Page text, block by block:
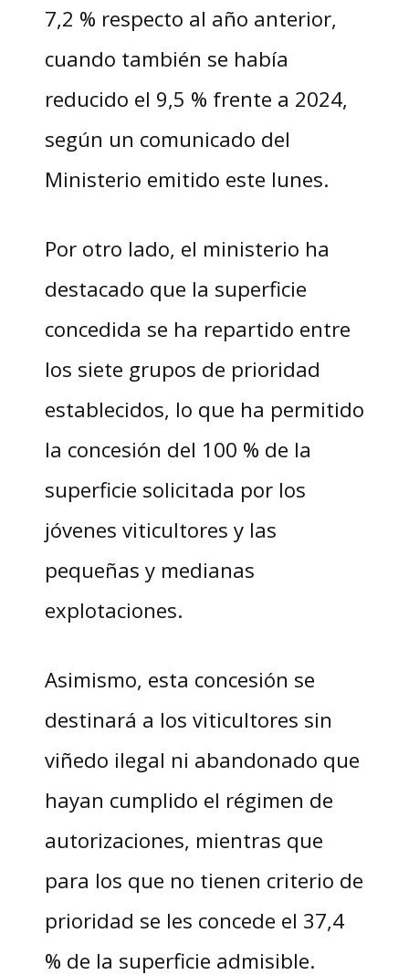
7,2 % respecto al año anterior,
cuando también se había
reducido el 9,5 % frente a 2024,
según un comunicado del
Ministerio emitido este lunes.
Por otro lado, el ministerio ha
destacado que la superficie
concedida se ha repartido entre
los siete grupos de prioridad
establecidos, lo que ha permitido
la concesión del 100 % de la
superficie solicitada por los
jóvenes viticultores y las
pequeñas y medianas
explotaciones.
Asimismo, esta concesión se
destinará a los viticultores sin
viñedo ilegal ni abandonado que
hayan cumplido el régimen de
autorizaciones, mientras que
para los que no tienen criterio de
prioridad se les concede el 37,4
% de la superficie admisible.